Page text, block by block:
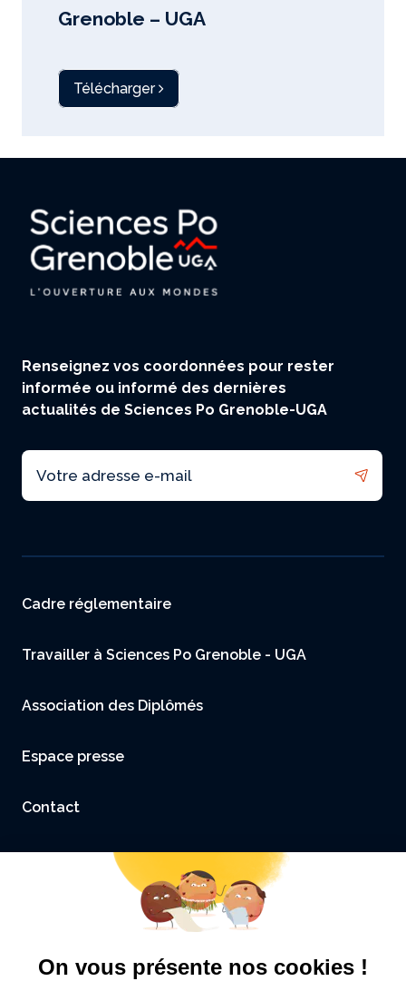
Grenoble – UGA
Télécharger
Renseignez vos coordonnées pour rester
informée ou informé des dernières
actualités de Sciences Po Grenoble-UGA
Email
Menu footer
Cadre réglementaire
Travailler à Sciences Po Grenoble - UGA
Association des Diplômés
Espace presse
Contact
Accessibilité : non conforme
Mentions légales et Crédits
Politique de confidentialité